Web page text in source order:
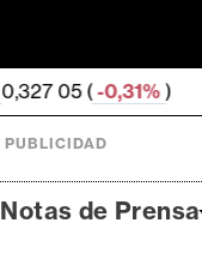
HYPE55,65 (-
PUBLICIDAD
Notas de Prensa